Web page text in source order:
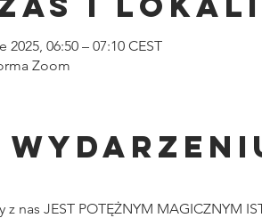
2025, 06:50 – 07:10 CEST
Zoom
z nas JEST POTĘŻNYM MAGICZNYM